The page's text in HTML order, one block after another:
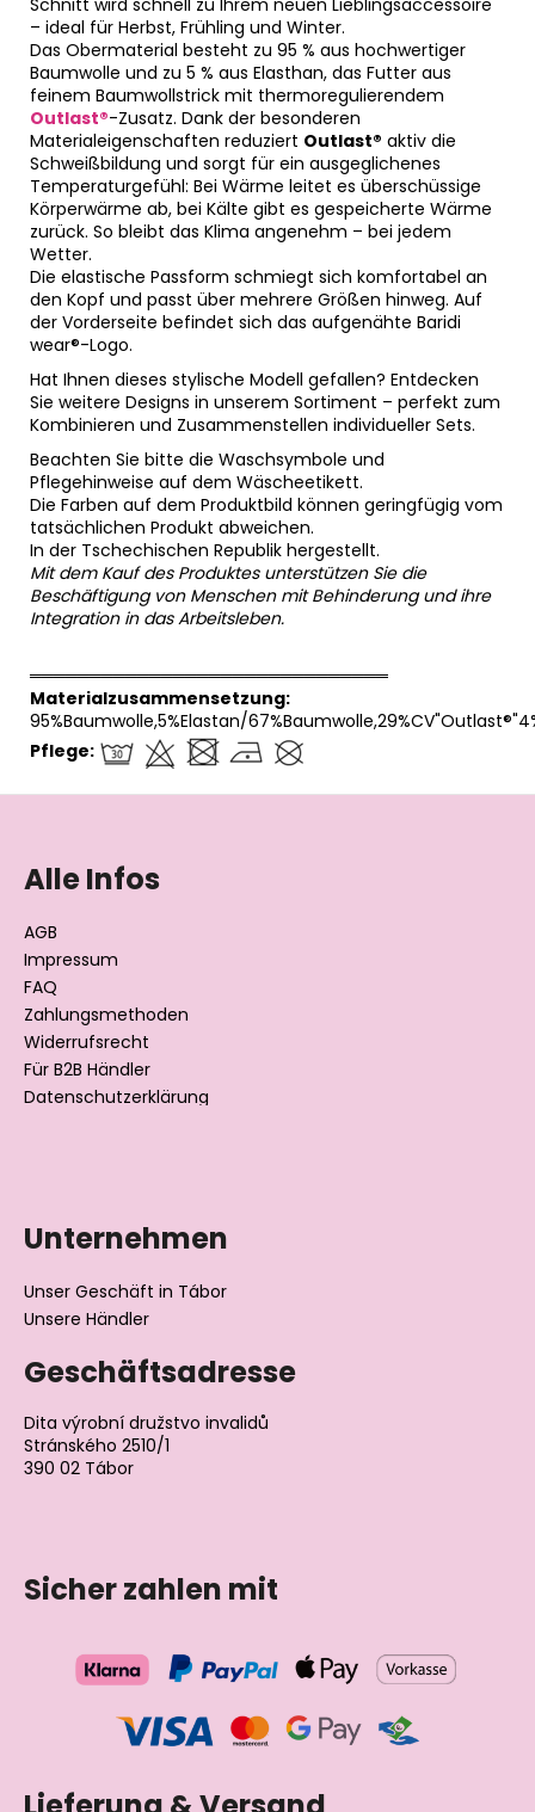
– ideal für Herbst, Frühling und Winter.
Das Obermaterial besteht zu 95 % aus hochwertiger
Baumwolle und zu 5 % aus Elasthan, das Futter aus
feinem Baumwollstrick mit thermoregulierendem
Outlast®-Zusatz. Dank der besonderen
Materialeigenschaften reduziert Outlast® aktiv die
Schweißbildung und sorgt für ein ausgeglichenes
Temperaturgefühl: Bei Wärme leitet es überschüssige
Körperwärme ab, bei Kälte gibt es gespeicherte Wärme
zurück. So bleibt das Klima angenehm – bei jedem
Wetter.
Die elastische Passform schmiegt sich komfortabel an
den Kopf und passt über mehrere Größen hinweg. Auf
der Vorderseite befindet sich das aufgenähte Baridi
wear®-Logo.
Hat Ihnen dieses stylische Modell gefallen? Entdecken
Sie weitere Designs in unserem Sortiment – perfekt zum
Kombinieren und Zusammenstellen individueller Sets.
Beachten Sie bitte die Waschsymbole und
Pflegehinweise auf dem Wäscheetikett.
Die Farben auf dem Produktbild können geringfügig vom
tatsächlichen Produkt abweichen.
In der Tschechischen Republik hergestellt.
Mit dem Kauf des Produktes unterstützen Sie die
Beschäftigung von Menschen mit Behinderung und ihre
Integration in das Arbeitsleben.
══════════════════════════════
Materialzusammensetzung:
95%Baumwolle,5%Elastan/
Pflege:
F
Alle Infos
AGB
Impressum
FAQ
Zahlungsmethoden
Widerrufsrecht
Für B2B Händler
Datenschutzerklärung
Unternehmen
Unser Geschäft in Tábor
Unsere Händler
Geschäftsadresse
Dita výrobní družstvo invalidů
Stránského 2510/1
390 02 Tábor
Sicher zahlen mit